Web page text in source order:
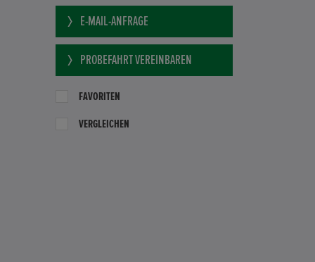
E-MAIL-ANFRAGE
PROBEFAHRT VEREINBAREN
FAVORITEN
VERGLEICHEN